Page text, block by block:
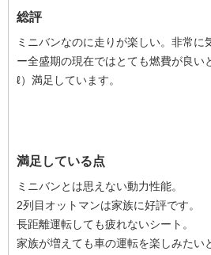
総評
ミニバンなのに走りが楽しい。非常に
ー全盛期の現在ではとても燃費が良い
ℓ）満足しています。
満足している点
ミニバンとは思えない動力性能。
2列目オットマンは家族に好評です。
長距離運転しても疲れないシート。
家族が増えても車の運転を楽しみたい